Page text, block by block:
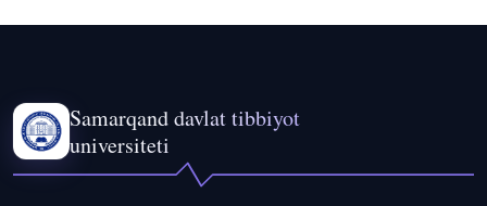
Samarqand davlat tibbiyot
universiteti